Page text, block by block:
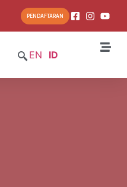
PENDAFTARAN
EN ID